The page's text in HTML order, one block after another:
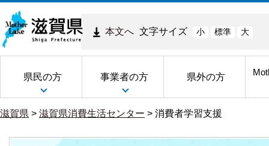
本文へ 文字サイズ 小 標準 大
県民の方 事業者の方 県外の方
滋賀県 > 滋賀県消費生活センター > 消費者学習支援